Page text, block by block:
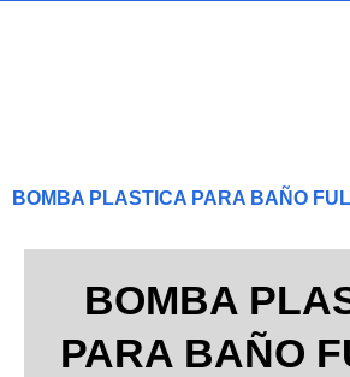
BOMBA PLASTICA PARA BAÑO
BOMBA
PARA BAÑO